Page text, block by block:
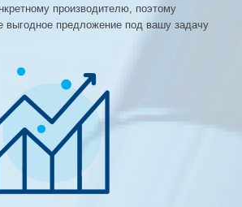
производителю, поэтому
предложение под вашу задачу